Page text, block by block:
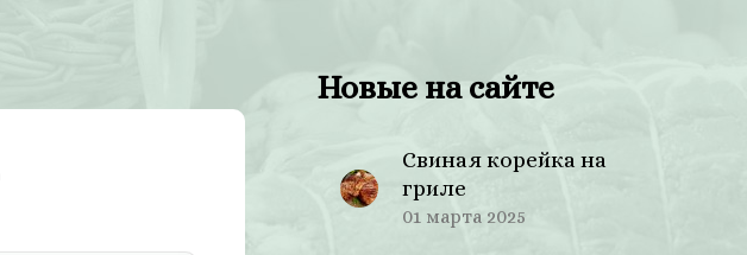
Новые на сайте
Свиная корейка на
гриле
01 марта 2025